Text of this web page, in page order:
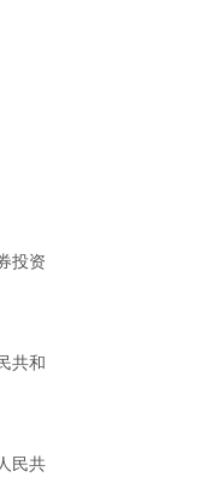
投资
共和
民共